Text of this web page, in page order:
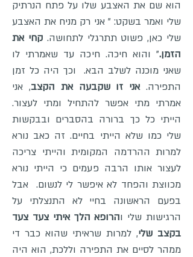
הוא שם את האצבע שלו על פתח הנרתיק
שלי ואמר בשקט: " אני רק מניח את האצבע
שלי כאן, פשוט תתרגלי לתחושה.קחי את
הזמן." והוא חיכה. חיכה עד שאמרתי לו
שאני מוכנה לשלב הבא. וכך היה כל זמן
התפירה.אני זו שקבעה את הקצב, אני
אמרתי מתי אפשר להתחיל ומתי לעצור.
הייתי כל כך ברורה בהסברים ובבקשות
שלי כמו שלא הייתי בחיים. זה כאב נורא
למרות ההרדמה המקומית והייתי צריכה
לעצור אותו הרבה פעמים כי הייתי נורא
מכווצת והפחד לא איפשר לי לנשום. אבל
בפעם הראשונה בחיי לא התנצלתי על
הרגישות שלי והרופא הלך איתי צעד צעד
בקצב שלי, למרות שראיתי שהוא כבר די
ממהר לסיים את התפירה וללכת, הוא היה